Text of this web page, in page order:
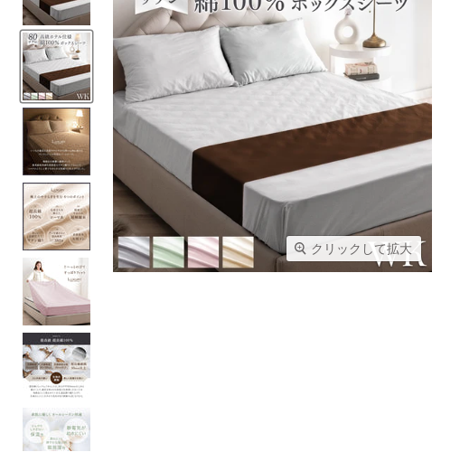
クリックして拡大